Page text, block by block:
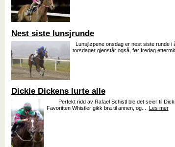
Nest siste lunsjrunde
Lunsjløpene onsdag er nest siste runde
torsdager gjenstår også, før fredag
Dickie Dickens lurte alle
Perfekt ridd av Rafael Schistl ble det seier til
Favoritten Whistler gikk bra til annen, og... Les mer